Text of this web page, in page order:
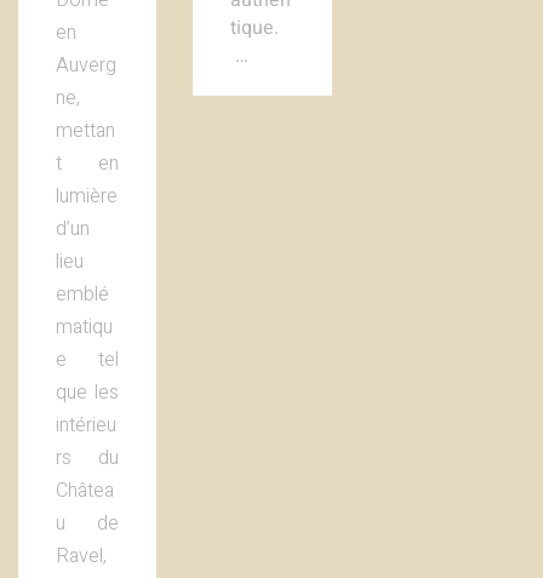
en
Auverg
ne,
mettan
t en
lumière
d’un
lieu
emblé
matiqu
e tel
que les
intérieu
rs du
Châtea
u de
Ravel,
tique.
…